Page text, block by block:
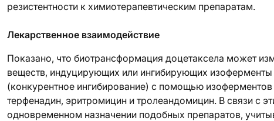
резистентности к химиотерапевтическим препаратам.
Лекарственное взаимодействие
Показано, что биотрансформация доцетаксела может
веществ, индуцирующих или ингибирующих
(конкурентное ингибирование) с помощью
терфенадин, эритромицин и тролеандомицин. В связи с
одновременном назначении подобных препаратов,